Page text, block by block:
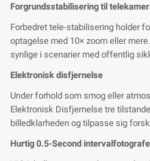
Forgrundsstabilisering til
Forbedret tele-stabilisering holder
optagelse med 10× zoom eller
synlige i scenarier med offentlig
Elektronisk disfjernelse
Under forhold som smog eller
Elektronisk Disfjernelse tre
billedklarheden og tilpasse sig
Hurtig 0.5-Second